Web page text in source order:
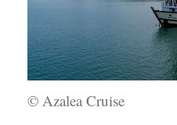
© Azalea Cruise